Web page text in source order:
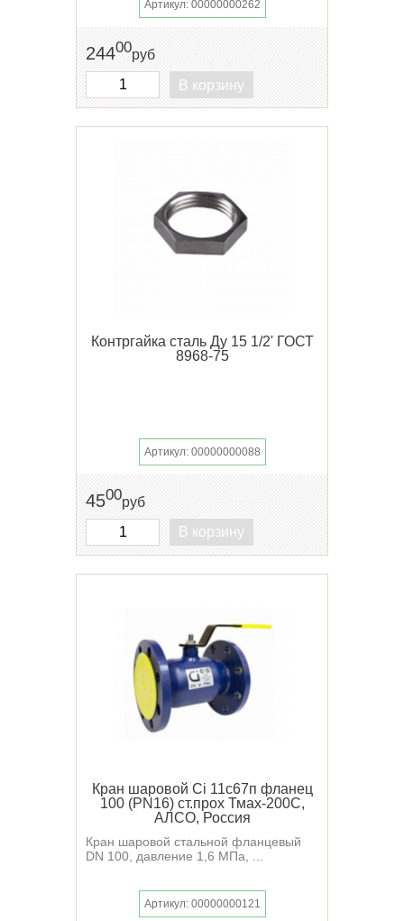
Артикул: 00000000262
24400руб
В корзину
Контргайка сталь Ду 15 1/2' ГОСТ
8968-75
Артикул: 00000000088
4500руб
В корзину
Кран шаровой Ci 11с67п фланец
100 (PN16) ст.прох Тмах-200С,
АЛСО, Россия
Кран шаровой стальной фланцевый
DN 100, давление 1,6 МПа, ...
Артикул: 00000000121